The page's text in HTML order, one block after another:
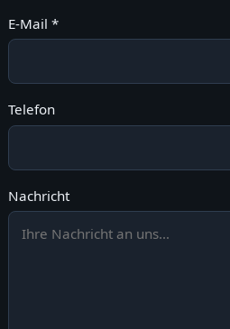
E-Mail *
Telefon
Nachricht